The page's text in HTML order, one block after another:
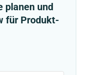
planen und
für Produkt-